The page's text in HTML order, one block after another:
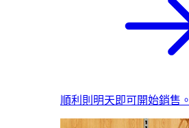
順利則明天即可開始銷售。